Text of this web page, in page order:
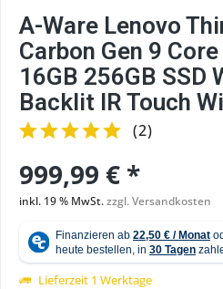
A-Ware Lenovo
Carbon Gen 9
16GB 256GB SSD
Backlit IR Touch
(2)
999,99 € *
inkl. 19 % MwSt.zzgl. Versandkosten
Lieferzeit 1 Werktage